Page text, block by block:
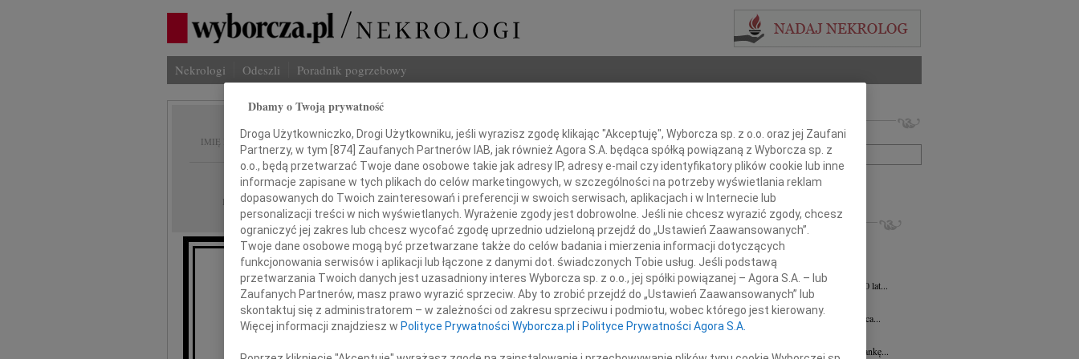
Nekrologi Odeszli Poradnik pogrzebowy
IMIĘ I NAZWISKO: Anna Gomółka
REGION: Lublin
DATA EMISJI: 31.05.2010
Można odejść na zawsze, by stale być blisko
ks. Jan Twardowski
31 maja mija dziesiąta rocznica tragicznej śmierci
Imię i nazwisko lub numer ogłoszenia:
+ szukanie zaawansowane
INNE NEKROLOGI
Andrzej Szostek27.07.2026 Lublin
W dniu 21 lipca 2026 r. zmarł Śp. ks. prof....
Andrzej Szostek 27.07.2026
W dniu 21 lipca 2026 roku zmarł w wieku 80 lat...
Anna Elżbieta Wstawska
W dniu 24 czerwca 2026 roku mija 1. rocznica...
Joanna Magdalena Milart
Z głębokim smutkiem żegnamy naszą Koleżankę...
Dbamy o Twoją prywatność
Droga Użytkowniczko, Drogi Użytkowniku, jeśli wyrazisz zgodę klikając "Akceptuję", Wyborcza sp. z o.o. oraz jej Zaufani
Partnerzy, w tym [874] Zaufanych Partnerów IAB, jak również Agora S.A. będąca spółką powiązaną z Wyborcza sp. z
o.o., będą przetwarzać Twoje dane osobowe takie jak adresy IP, adresy e-mail czy identyfikatory plików cookie lub inne
informacje zapisane w tych plikach do celów marketingowych, w szczególności na potrzeby wyświetlania reklam
dopasowanych do Twoich zainteresowań i preferencji w swoich serwisach, aplikacjach i w Internecie lub
personalizacji treści w nich wyświetlanych. Wyrażenie zgody jest dobrowolne. Jeśli nie chcesz wyrazić zgody, chcesz
ograniczyć jej zakres lub chcesz wycofać zgodę uprzednio udzieloną przejdź do „Ustawień Zaawansowanych”.
Twoje dane osobowe mogą być przetwarzane także do celów badania i mierzenia informacji dotyczących
funkcjonowania serwisów i aplikacji lub łączone z danymi dot. świadczonych Tobie usług. Jeśli podstawą
przetwarzania Twoich danych jest uzasadniony interes Wyborcza sp. z o.o., jej spółki powiązanej – Agora S.A. – lub
Zaufanych Partnerów, masz prawo wyrazić sprzeciw. Aby to zrobić przejdź do „Ustawień Zaawansowanych” lub
skontaktuj się z administratorem – w zależności od zakresu sprzeciwu i podmiotu, wobec którego jest kierowany.
Więcej informacji znajdziesz w Polityce Prywatności Wyborcza.pl i Polityce Prywatności Agora S.A.